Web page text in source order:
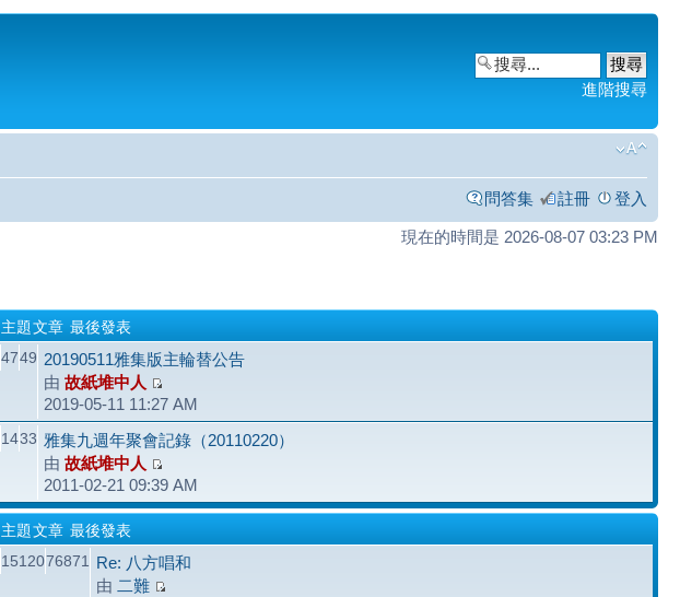
進階搜尋
問答集 註冊 登入
現在的時間是 2026-08-07 03:23 PM
主題文章 最後發表
4749 20190511雅集版主輪替公告
由 故紙堆中人
2019-05-11 11:27 AM
1433 雅集九週年聚會記錄（20110220）
由 故紙堆中人
2011-02-21 09:39 AM
主題文章 最後發表
1512076871
Re: 八方唱和
由 二難